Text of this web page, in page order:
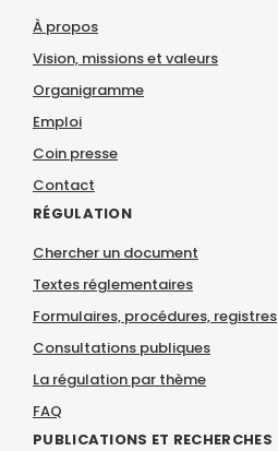
À propos
Vision, missions et valeurs
Organigramme
Emploi
Coin presse
Contact
RÉGULATION
Chercher un document
Textes réglementaires
Formulaires, procédures, registres
Consultations publiques
La régulation par thème
FAQ
PUBLICATIONS ET RECHERCHES